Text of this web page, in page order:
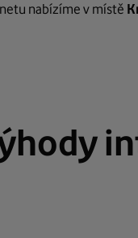
nabízíme v místě